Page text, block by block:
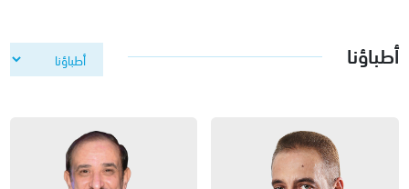
أطباؤنا